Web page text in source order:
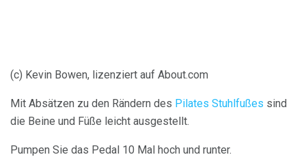
(c) Kevin Bowen, lizenziert auf About.com
Mit Absätzen zu den Rändern des Pilates Stuhlfußes sind
die Beine und Füße leicht ausgestellt.
Pumpen Sie das Pedal 10 Mal hoch und runter.